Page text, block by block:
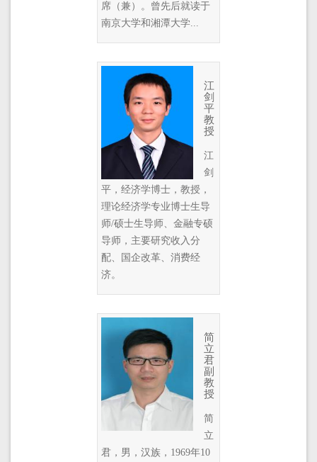
席（兼）。曾先后就读于
南京大学和湘潭大学...
江
剑
平
教
授
江
剑
平，经济学博士，教授，
理论经济学专业博士生导
师/硕士生导师、金融专硕
导师，主要研究收入分
配、国企改革、消费经
济。
简
立
君
副
教
授
简
立
君，男，汉族，1969年10